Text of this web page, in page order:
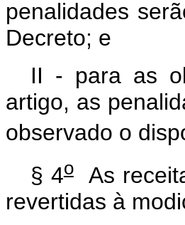
penalidades
Decreto; e
II - para as
artigo, as
observado o
§ 4oAs
revertidas à